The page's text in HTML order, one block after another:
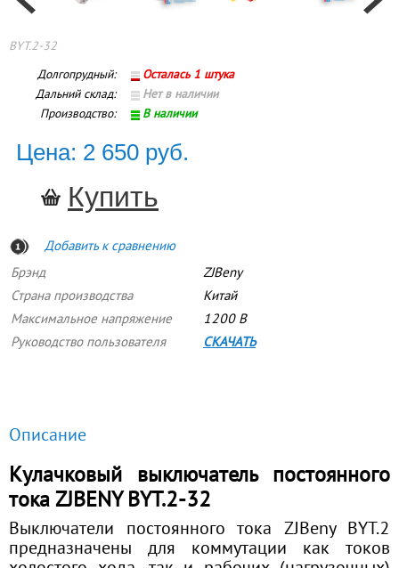
BYT.2-32
Долгопрудный:
Осталась 1 штука
Дальний склад:
Нет в наличии
Производство:
В наличии
Цена: 2 650 руб.
Добавить к сравнению
Брэнд
ZJBeny
Страна производства
Китай
Максимальное напряжение
1200 В
Руководство пользователя
СКАЧАТЬ
Описание
Кулачковый выключатель постоянного
тока ZJBENY BYT.2-32
Выключатели постоянного тока ZJBeny BYT.2
предназначены для коммутации как токов